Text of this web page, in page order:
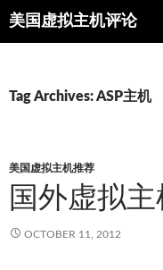
美国虚拟主机评论
Search
Tag Archives: ASP主机
美国虚拟主机推荐
国外虚拟
OCTOBER 11, 2012